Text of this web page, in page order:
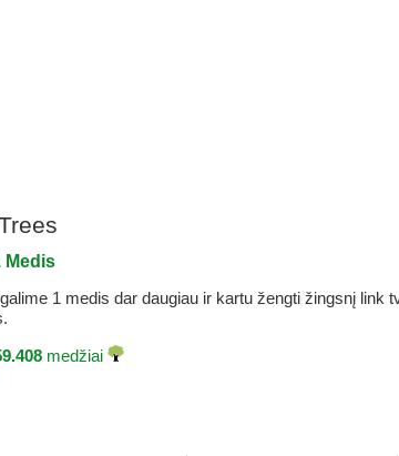
Medis
1 medis dar daugiau ir kartu žengti žingsnį link
medžiai